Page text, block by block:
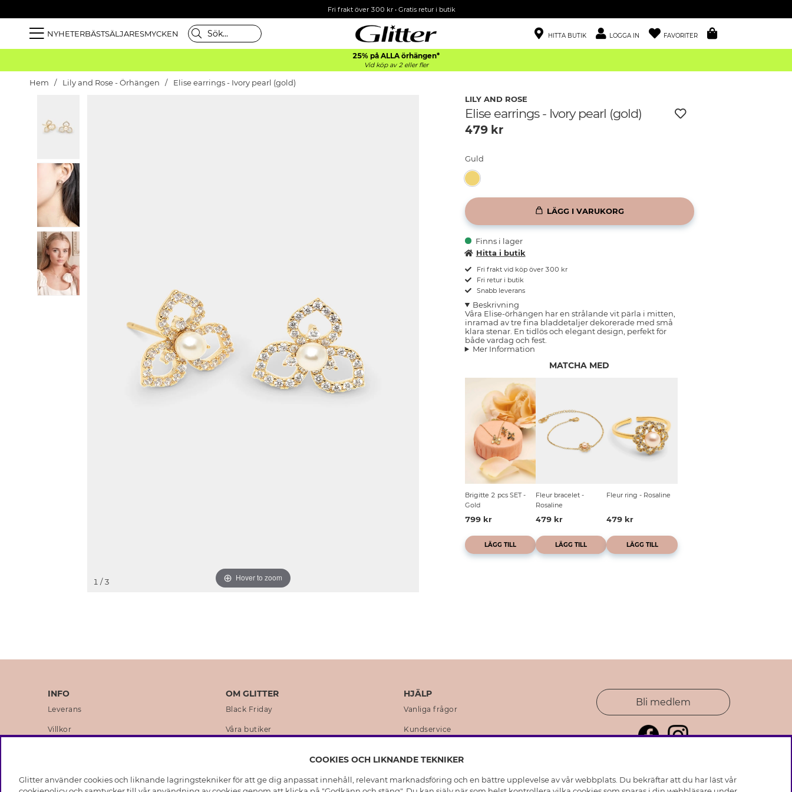
Fri frakt över 300 kr• Gratis retur i butik
NYHETERBÄSTSÄLJARESMYCKEN HITTA BUTIK LOGGA IN FAVORITER
25% på ALLA örhängen*
Vid köp av 2 eller fler
Hem Lily and Rose - Örhängen Elise earrings - Ivory pearl (gold)
Hover to zoom
1 / 3
LILY AND ROSE
Elise earrings - Ivory pearl (gold)
479kr
Guld
LÄGG I VARUKORG
Finns i lager
Hitta i butik
Fri frakt vid köp över 300 kr
Fri retur i butik
Snabb leverans
Beskrivning
Våra Elise-örhängen har en strålande vit pärla i mitten,
inramad av tre fina bladdetaljer dekorerade med små
klara stenar. En tidlös och elegant design, perfekt för
både vardag och fest.
Mer Information
MATCHA MED
Brigitte 2 pcs SET -
Gold
799 kr
LÄGG TILL
Fleur bracelet -
Rosaline
479 kr
LÄGG TILL
Fleur ring - Rosaline
479 kr
LÄGG TILL
INFO
Leverans
Villkor
Medlemsvillkor
OM GLITTER
Black Friday
Våra butiker
Hållbarhet
HJÄLP
Vanliga frågor
Kundservice
Skötselråd skinnhandskar
Bli medlem
COOKIES OCH LIKNANDE TEKNIKER
Glitter använder cookies och liknande lagringstekniker för att ge dig anpassat innehåll, relevant marknadsföring och en bättre upplevelse av vår webbplats. Du bekräftar att du har läst vår